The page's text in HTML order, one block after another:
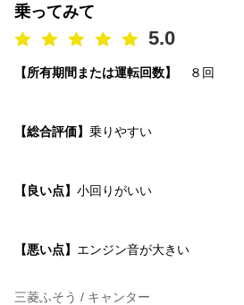
乗ってみて
5.0
【所有期間または運転回数】 ８回
【総合評価】 乗りやすい
【良い点】 小回りがいい
【悪い点】 エンジン音が大きい
三菱ふそう / キャンター